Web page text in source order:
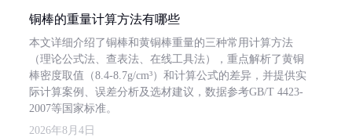
铜棒的重量计算方法有哪些
本文详细介绍了铜棒和黄铜棒重量的三种常用计算方法
（理论公式法、查表法、在线工具法），重点解析了黄铜
棒密度取值（8.4-8.7g/cm³）和计算公式的差异，并提供实
际计算案例、误差分析及选材建议，数据参考GB/T 4423-
2007等国家标准。
2026年8月4日